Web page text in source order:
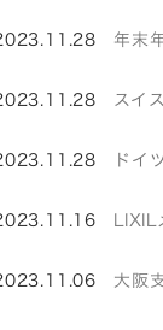
年末
スイ
ドイ
大阪